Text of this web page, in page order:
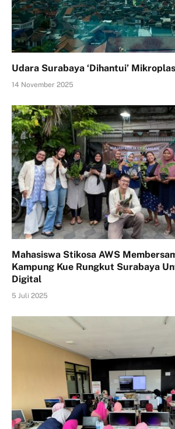
Udara Surabaya ‘Dihantui’
14 November 2025
Mahasiswa Stikosa AWS
Kampung Kue Rungkut Surabaya
Digital
5 Juli 2025